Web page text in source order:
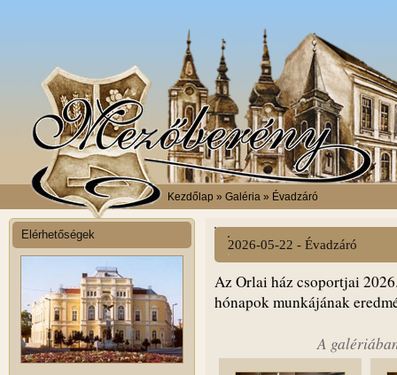
Kezdőlap » Galéria » Évadzáró
Elérhetőségek
2026-05-22 - Évadzáró
Az Orlai ház csoportjai
hónapok munkájának
A